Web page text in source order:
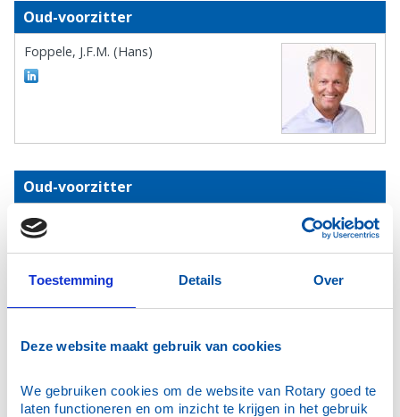
Toestemming Details Over
Deze website maakt gebruik van cookies
We gebruiken cookies om de website van Rotary goed te
laten functioneren en om inzicht te krijgen in het gebruik
Oud-voorzitter
Foppele, J.F.M. (Hans)
Oud-voorzitter
Giebelen, G.W.H.M. (Ferens) MBA
Secretaris
Berkien, R. (Ralph) MSc